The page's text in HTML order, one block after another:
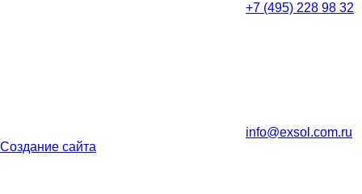
+7 (495) 228 98 32
info@exsol.com.ru
Создание сайта